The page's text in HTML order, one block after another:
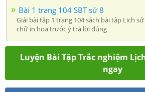
Bài 1 trang 104 SBT sử 8
Giải bài tập 1 trang 104 sách bài tập Lịch
chữ in hoa trước ý trả lời đúng
Luyện Bài Tập Trắc nghiệm
ngay